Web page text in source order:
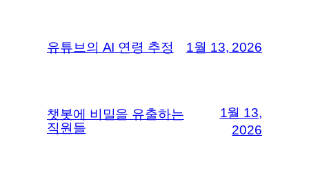
유튜브의 AI 연령 추정 1월 13, 2026
챗봇에 비밀을 유출하는
직원들
1월 13,
2026